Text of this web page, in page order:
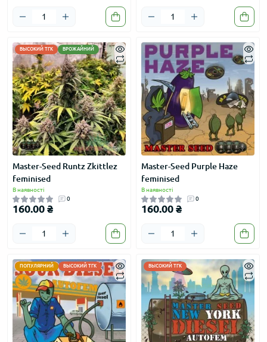
ВЫСОКИЙ ТГК ВРОЖАЙНИЙ
Master-Seed Runtz Zkittlez
feminised
В наявності
0
160.00 ₴
Master-Seed Purple Haze
feminised
В наявності
0
160.00 ₴
ПОПУЛЯРНИЙ ВЫСОКИЙ ТГК ВЫСОКИЙ ТГК